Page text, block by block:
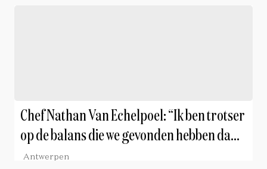
Chef Nathan Van Echelpoel: “Ik ben trotser
op de balans die we gevonden hebben dan
op onze Michelinster”
Antwerpen